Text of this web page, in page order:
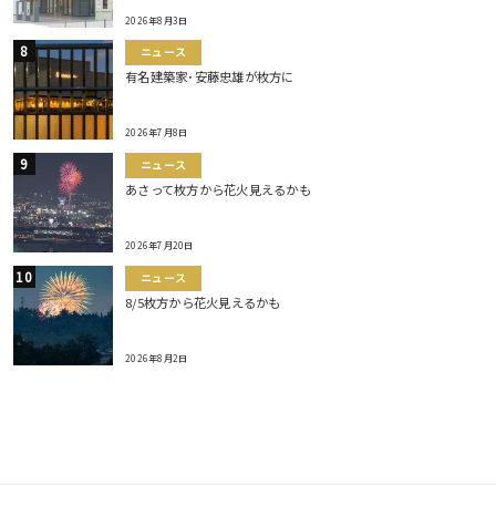
2026年8月3日
ニュース
有名建築家･安藤忠雄が枚方に
2026年7月8日
ニュース
あさって枚方から花火見えるかも
2026年7月20日
ニュース
8/5枚方から花火見えるかも
2026年8月2日